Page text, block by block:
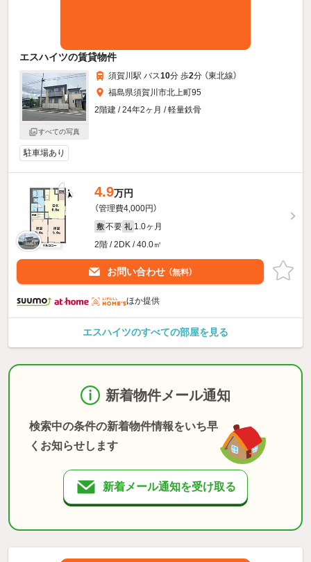
エスハイツの賃貸物件
すべての写真
須賀川駅 バス10分 歩2分 （東北線）
福島県須賀川市北上町95
2階建 / 24年2ヶ月 / 軽量鉄骨
駐車場あり
4.9万円
（管理費4,000円）
敷 不要 礼 1.0ヶ月
2階 / 2DK / 40.0㎡
お問い合わせ （無料）
ほか提供
エスハイツのすべての部屋を見る
新着物件メール通知
検索中の条件の新着物件情報をいち早
くお知らせします
新着メール通知を受け取る